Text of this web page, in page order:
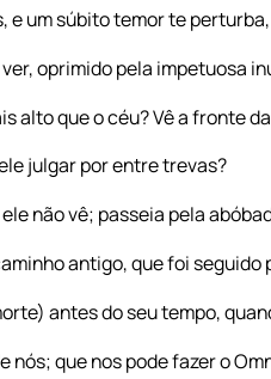
e um súbito temor te perturba,
oprimido pela impetuosa
alto que o céu? Vê a fronte
julgar por entre trevas?
não vê; passeia pela
antigo, que foi seguido
antes do seu tempo,
nós; que nos pode fazer o